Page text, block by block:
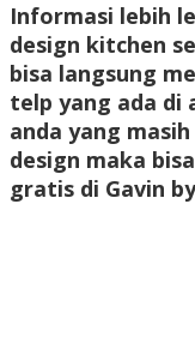
Informasi lebih
design kitchen
bisa langsung
telp yang ada di
anda yang
design maka
gratis di Gavin